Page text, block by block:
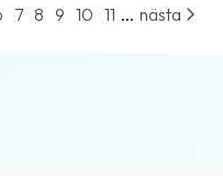
7 8 9 10 11 ... nästa